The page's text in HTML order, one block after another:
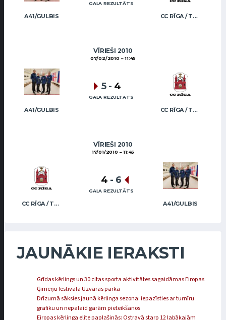
A41/GULBIS CC RĪGA / TRUKŠĀNS
GALA REZULTĀTS
VĪRIEŠI 2010
07/02/2010 11:45
A41/GULBIS CC RĪGA / TRUKŠĀNS
5 - 4
GALA REZULTĀTS
VĪRIEŠI 2010
17/01/2010 11:45
CC RĪGA / TRUKŠĀNS A41/GULBIS
4 - 6
GALA REZULTĀTS
JAUNĀKIE IERAKSTI
Grīdas kērlings un 30 citas sporta aktivitātes sagaidāmas Eiropas
Ģimeņu festivālā Uzvaras parkā
Drīzumā sāksies jaunā kērlinga sezona: iepazīsties ar turnīru
grafiku un nepalaid garām pieteikšanos
Eiropas kērlinga elite paplašinās: Ostravā starp 12 labākajām